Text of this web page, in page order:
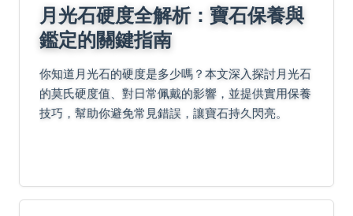
月光石硬度全解析：寶石保養與
鑑定的關鍵指南
你知道月光石的硬度是多少嗎？本文深入探討月光石
的莫氏硬度值、對日常佩戴的影響，並提供實用保養
技巧，幫助你避免常見錯誤，讓寶石持久閃亮。